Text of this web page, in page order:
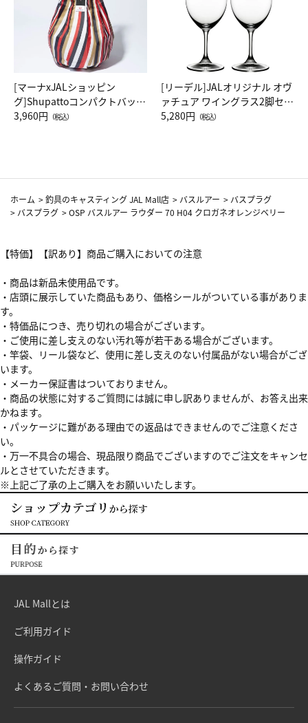
[マーナxJALショッピン
グ]Shupattoコンパクトバッグ
Drop JAL客室乗務員（LC）ス
3,960円 （税込）
[リーデル]JALオリジナル オヴ
ァチュア ワイングラス2脚セッ
ト（レッドワイン）
5,280円 （税込）
ホーム >釣具のキャスティング JAL Mall店 > バスルアー > バスプラグ
> バスプラグ >OSP バスルアー ラウダー 70 H04 クロガネオレンジベリー
【特価】【訳あり】商品ご購入においての注意
・商品は新品未使用品です。
・店頭に展示していた商品もあり、価格シールがついている事がありま
す。
・特価品につき、売り切れの場合がございます。
・ご使用に差し支えのない汚れ等が若干ある場合がございます。
・竿袋、リール袋など、使用に差し支えのない付属品がない場合がござ
います。
・メーカー保証書はついておりません。
・商品の状態に対するご質問には誠に申し訳ありませんが、お答え出来
かねます。
・パッケージに難がある理由での返品はできませんのでご注意くださ
い。
・万一不具合の場合、現品限り商品でございますのでご注文をキャンセ
ルとさせていただきます。
※上記ご了承の上ご購入をお願いいたします。
JAL Mallとは
ご利用ガイド
操作ガイド
よくあるご質問・お問い合わせ